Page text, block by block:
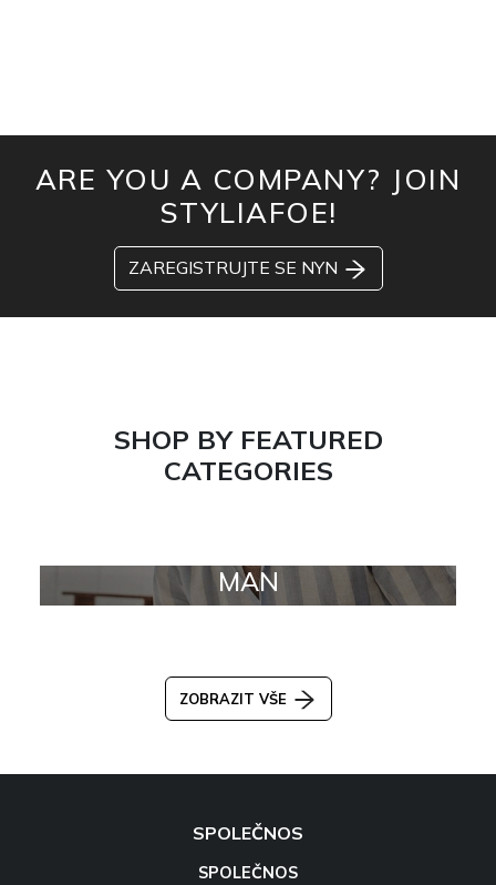
ARE YOU A COMPANY? JOIN
STYLIAFOE!
ZAREGISTRUJTE SE NYN
SHOP BY FEATURED
CATEGORIES
MAN
ZOBRAZIT VŠE
SPOLEČNOS
SPOLEČNOS